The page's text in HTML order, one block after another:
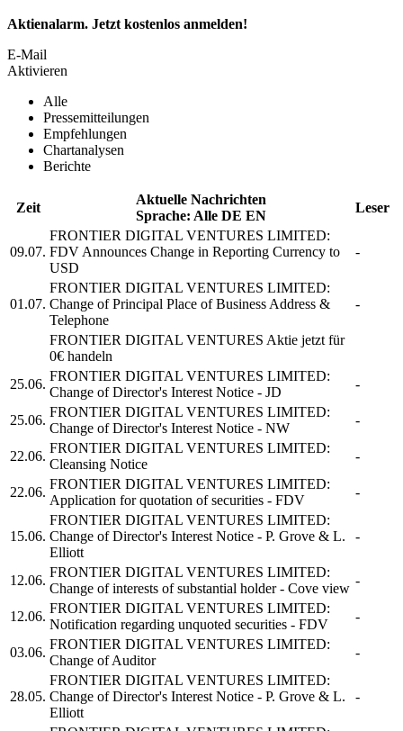
Aktienalarm. Jetzt kostenlos anmelden!
E-Mail
Aktivieren
Alle
Pressemitteilungen
Empfehlungen
Chartanalysen
Berichte
Zeit
Aktuelle Nachrichten
Sprache: Alle DE EN
Leser
09.07.
FRONTIER DIGITAL VENTURES LIMITED:
FDV Announces Change in Reporting Currency to
USD
-
01.07.
FRONTIER DIGITAL VENTURES LIMITED:
Change of Principal Place of Business Address &
Telephone
-
FRONTIER DIGITAL VENTURES Aktie jetzt für
0€ handeln
25.06.
FRONTIER DIGITAL VENTURES LIMITED:
Change of Director's Interest Notice - JD
-
25.06.
FRONTIER DIGITAL VENTURES LIMITED:
Change of Director's Interest Notice - NW
-
22.06.
FRONTIER DIGITAL VENTURES LIMITED:
Cleansing Notice
-
22.06.
FRONTIER DIGITAL VENTURES LIMITED:
Application for quotation of securities - FDV
-
15.06.
FRONTIER DIGITAL VENTURES LIMITED:
Change of Director's Interest Notice - P. Grove & L.
Elliott
-
12.06.
FRONTIER DIGITAL VENTURES LIMITED:
Change of interests of substantial holder - Cove view
-
12.06.
FRONTIER DIGITAL VENTURES LIMITED:
Notification regarding unquoted securities - FDV
-
03.06.
FRONTIER DIGITAL VENTURES LIMITED:
Change of Auditor
-
28.05.
FRONTIER DIGITAL VENTURES LIMITED:
Change of Director's Interest Notice - P. Grove & L.
Elliott
-